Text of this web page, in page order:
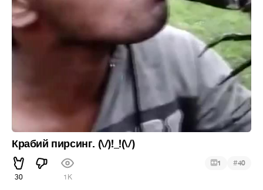
Крабий пирсинг. (\/)!_!(\/)
30 1K
1 #40